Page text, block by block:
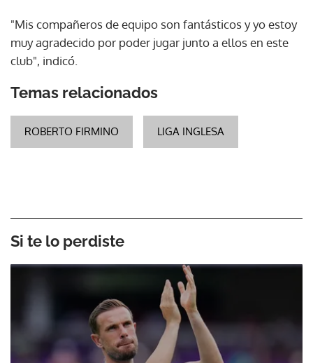
"Mis compañeros de equipo son fantásticos y yo estoy
muy agradecido por poder jugar junto a ellos en este
club", indicó.
Temas relacionados
ROBERTO FIRMINO LIGA INGLESA
Si te lo perdiste